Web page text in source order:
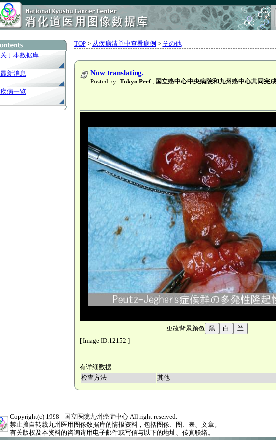
关于本数据库
最新消息
疾病一览
TOP> 从疾病清单中查看病例 > その他
Now translating.
Posted by: Tokyo Pref., 国立癌中心中央病院和九州癌中心共同完成
更改背景颜色
[ Image ID:12152 ]
有详细数据
检查方法
其他
Copyright(c) 1998 - 国立医院九州癌症中心 All right reserved.
禁止擅自转载九州医用图像数据库的情报资料，包括图像、图、表、文章。
有关版权及本资料的咨询请用电子邮件或写信与以下的地址、传真联络。